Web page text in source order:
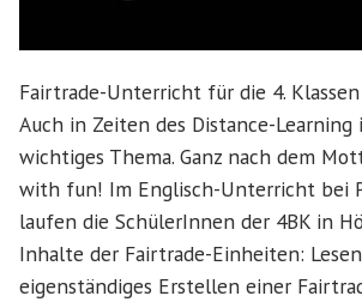
Fairtrade-Unterricht für die 4.
Auch in Zeiten des Distance-
wichtiges Thema. Ganz nach dem
with fun! Im Englisch-Unterricht bei
laufen die SchülerInnen der 4BK in
Inhalte der Fairtrade-Einheiten:
eigenständiges Erstellen einer